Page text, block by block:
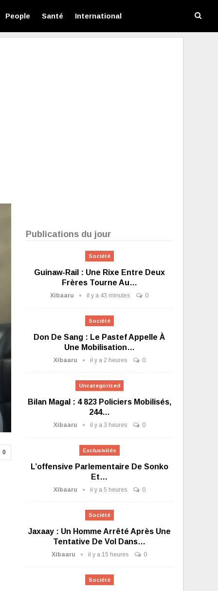
People Santé International
0
Publications du jour
Société
Guinaw-Rail : Une Rixe Entre Deux
Frères Tourne Au…
Xibaaru il y a 43 minutes 0
Société
Don De Sang : Le Pastef Appelle À
Une Mobilisation…
Xibaaru il y a 2 heures 0
Uncategorized
Bilan Magal : 4 823 Policiers Mobilisés,
244…
Xibaaru il y a 3 heures 0
Exclusivités
L’offensive Parlementaire De Sonko
Et…
Xibaaru il y a 5 heures 0
Société
Jaxaay : Un Homme Arrêté Après Une
Tentative De Vol Dans…
Xibaaru il y a 15 heures 0
Société